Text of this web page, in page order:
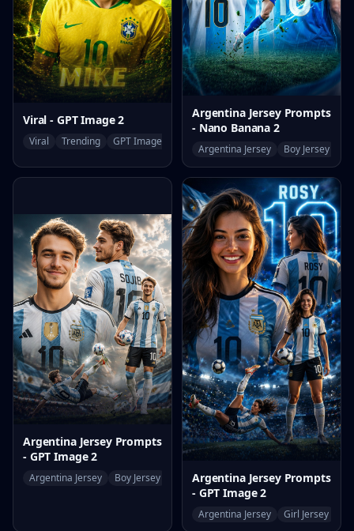
Viral - GPT Image 2
Viral Trending GPT Image 2
Argentina Jersey Prompts
- Nano Banana 2
Argentina Jersey Boy Jersey
Argentina Jersey Prompts
- GPT Image 2
Argentina Jersey Boy Jersey World Cup
Argentina Jersey Prompts
- GPT Image 2
Argentina Jersey Girl Jersey